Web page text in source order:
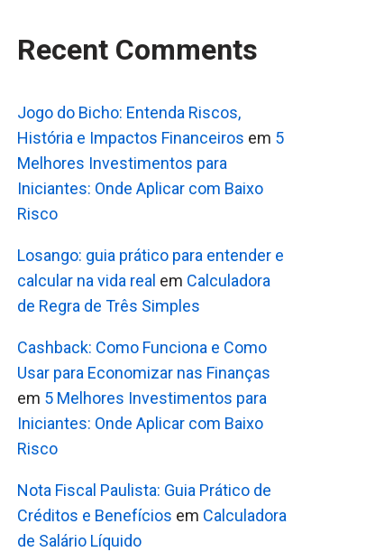
Recent Comments
Jogo do Bicho: Entenda Riscos,
História e Impactos Financeiros em 5
Melhores Investimentos para
Iniciantes: Onde Aplicar com Baixo
Risco
Losango: guia prático para entender e
calcular na vida real em Calculadora
de Regra de Três Simples
Cashback: Como Funciona e Como
Usar para Economizar nas Finanças
em 5 Melhores Investimentos para
Iniciantes: Onde Aplicar com Baixo
Risco
Nota Fiscal Paulista: Guia Prático de
Créditos e Benefícios em Calculadora
de Salário Líquido